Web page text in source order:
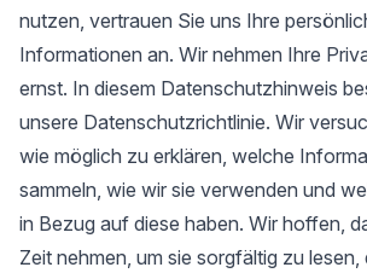
nutzen, vertrauen Sie uns Ihre
Informationen an. Wir nehmen Ihre
ernst. In diesem Datenschutzhinweis
unsere Datenschutzrichtlinie. Wir
wie möglich zu erklären, welche
sammeln, wie wir sie verwenden und
in Bezug auf diese haben. Wir hoffen,
Zeit nehmen, um sie sorgfältig zu lesen,